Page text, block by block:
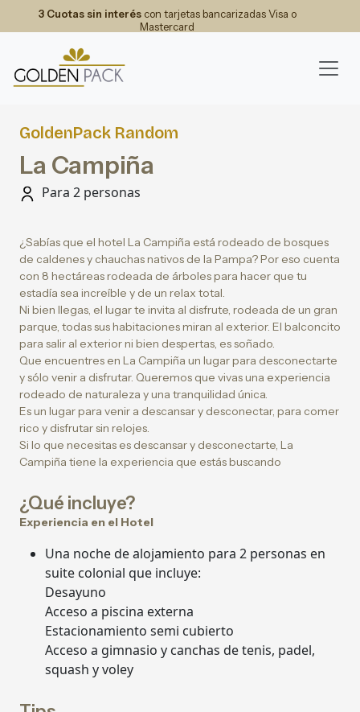
3 Cuotas sin interéscon tarjetas bancarizadas Visa o
Mastercard
GoldenPack Random
La Campiña
Para 2 personas
¿Sabías que el hotel La Campiña está rodeado de bosques
de caldenes y chauchas nativos de la Pampa? Por eso cuenta
con 8 hectáreas rodeada de árboles para hacer que tu
estadía sea increíble y de un relax total.
Ni bien llegas, el lugar te invita al disfrute, rodeada de un gran
parque, todas sus habitaciones miran al exterior. El balconcito
para salir al exterior ni bien despertas, es soñado.
Que encuentres en La Campiña un lugar para desconectarte
y sólo venir a disfrutar. Queremos que vivas una experiencia
rodeado de naturaleza y una tranquilidad única.
Es un lugar para venir a descansar y desconectar, para comer
rico y disfrutar sin relojes.
Si lo que necesitas es descansar y desconectarte, La
Campiña tiene la experiencia que estás buscando
¿Qué incluye?
Experiencia en el Hotel
Una noche de alojamiento para 2 personas en
suite colonial que incluye:
Desayuno
Acceso a piscina externa
Estacionamiento semi cubierto
Acceso a gimnasio y canchas de tenis, padel,
squash y voley